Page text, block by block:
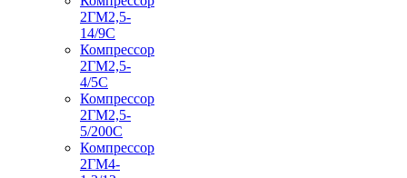
2ГМ2,5-
14/9С
Компрессор
2ГМ2,5-
4/5С
Компрессор
2ГМ2,5-
5/200С
Компрессор
2ГМ4-